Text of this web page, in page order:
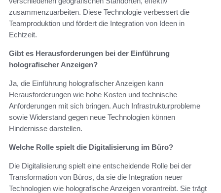
zusammenzuarbeiten. Diese Technologie verbessert die
Teamproduktion und fördert die Integration von Ideen in
Echtzeit.
Gibt es Herausforderungen bei der Einführung
holografischer Anzeigen?
Ja, die Einführung holografischer Anzeigen kann
Herausforderungen wie hohe Kosten und technische
Anforderungen mit sich bringen. Auch Infrastrukturprobleme
sowie Widerstand gegen neue Technologien können
Hindernisse darstellen.
Welche Rolle spielt die Digitalisierung im Büro?
Die Digitalisierung spielt eine entscheidende Rolle bei der
Transformation von Büros, da sie die Integration neuer
Technologien wie holografische Anzeigen vorantreibt. Sie trägt